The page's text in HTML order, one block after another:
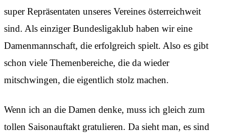
super Repräsentaten unseres Vereines österreichweit
sind. Als einziger Bundesligaklub haben wir eine
Damenmannschaft, die erfolgreich spielt. Also es gibt
schon viele Themenbereiche, die da wieder
mitschwingen, die eigentlich stolz machen.
Wenn ich an die Damen denke, muss ich gleich zum
tollen Saisonauftakt gratulieren. Da sieht man, es sind